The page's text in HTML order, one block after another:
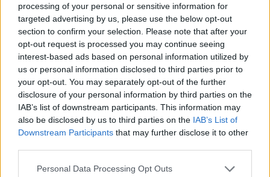
processing of your personal or sensitive information for
targeted advertising by us, please use the below opt-out
section to confirm your selection. Please note that after your
opt-out request is processed you may continue seeing
interest-based ads based on personal information utilized by
us or personal information disclosed to third parties prior to
your opt-out. You may separately opt-out of the further
disclosure of your personal information by third parties on the
IAB’s list of downstream participants. This information may
also be disclosed by us to third parties on the IAB’s List of
Downstream Participants that may further disclose it to other
Personal Data Processing Opt Outs
VLADIMIR MUNTEANU: Alianța PSD–AUR
lucrează deja la fascizarea României! Cazul
AUR Balotești și votul sinistru dintr-o comisie a
Senatului
VITALIE COJOCARI:Irakli moare de grija
Moldovei
MARIE-COSETTE HANGANU:Simion nu mai
mizează pe Trump, îl așteaptă pe Vance. 5